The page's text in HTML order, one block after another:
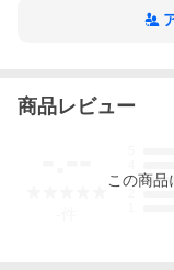
商品レビュー
3
この商品